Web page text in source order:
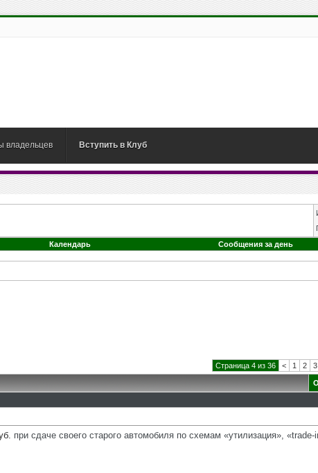
владельцев Вступить в Клуб
Календарь Сообщения за день
Страница 4 из 36 < 1 2 3
при сдаче своего старого автомобиля по схемам «утилизация»,